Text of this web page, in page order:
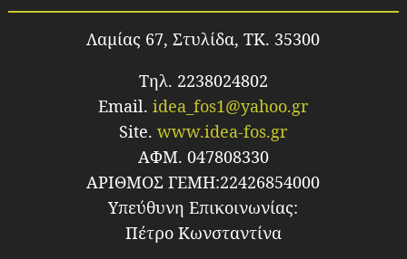
Λαμίας 67, Στυλίδα, TK. 35300
Τηλ. 2238024802
Email.idea_fos1@yahoo.gr
Site.www.idea-fos.gr
ΑΦΜ. 047808330
ΑΡΙΘΜΟΣ ΓΕΜΗ:22426854000
Υπεύθυνη Επικοινωνίας:
Πέτρο Κωνσταντίνα